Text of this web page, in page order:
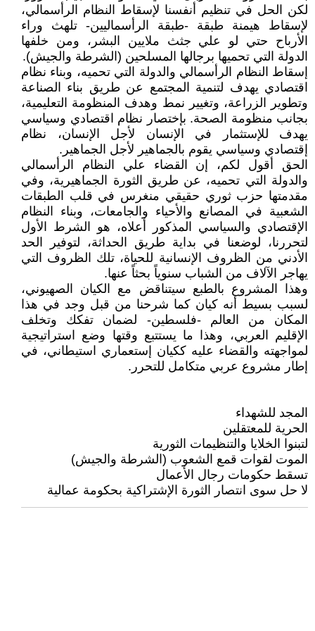
لكن الحل في تنظيم أنفسنا لإسقاط النظام الرأسمالي،
لإسقاط هيمنة طبقة -طبقة الرأسماليين- تلهث وراء
الأرباح حتي لو علي جثث ملايين البشر، ومن خلفها
الدولة التي تحميها برجالها المسلحين (الشرطة والجيش).
إسقاط النظام الرأسمالي والدولة التي تحميه، وبناء نظام
اقتصادي يهدف لتنمية المجتمع عن طريق بناء الصناعة
وتطوير الزراعة، وتغيير نمط وهدف المنظومة التعليمية،
بجانب منظومة الصحة. بإختصار نظام اقتصادي وسياسي
يهدف للإستثمار في الإنسان لأجل الإنسان، نظام
إقتصادي وسياسي يقوم بالجماهير لأجل الجماهير.
الحق أقول لكم، إن القضاء علي النظام الرأسمالي
والدولة التي تحميه، عن طريق الثورة الجماهيرية، وفي
مقدمتها حزب ثوري حقيقي منغرس في قلب الطبقات
الشعبية في المصانع والأحياء والجامعات، وبناء النظام
الإقتصادي والسياسي المذكور أعلاه، هو الشرط الأول
لتحررنا، لوضعنا في بداية طريق الحداثة، لتوفير الحد
الأدني من الظروف الإنسانية للحياة، تلك الظروف التي
يهاجر الآلاف من الشباب سنوياً بحثاً عنها.
وهذا المشروع بالطبع سيتناقض مع الكيان الصهيوني،
لسبب بسيط أنه كيان كما شرحنا من قبل وجد في هذا
المكان من العالم -فلسطين- لضمان تفكك وتخلف
الإقليم العربي، وهذا ما يستتبع وقتها وضع استراتيجية
لمواجهته والقضاء عليه ككيان إستعماري استيطاني، في
إطار مشروع عربي متكامل للتحرر.
المجد للشهداء
الحرية للمعتقلين
لتبنوا الخلايا والتنظيمات الثورية
الموت لقوات قمع الشعوب (الشرطة والجيش)
تسقط حكومات رجال الأعمال
لا حل سوى انتصار الثورة الإشتراكية بحكومة عمالية